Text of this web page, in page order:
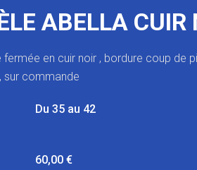
ABELLA CUIR
fermée en cuir noir , bordure coup
, sur commande
Du 35 au 42
60,00 €